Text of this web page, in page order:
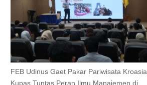
FEB Udinus Gaet Pakar Pariwisata Kroasia,
Kupas Tuntas Peran Ilmu Manajemen di